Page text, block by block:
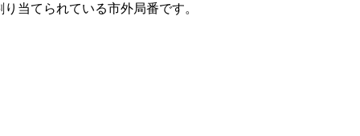
り当てられている市外局番です。